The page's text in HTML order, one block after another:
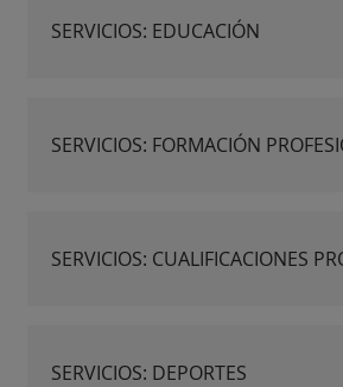
SERVICIOS: EDUCACIÓN
SERVICIOS: FORMACIÓN
SERVICIOS: CUALIFICACIONES
SERVICIOS: DEPORTES